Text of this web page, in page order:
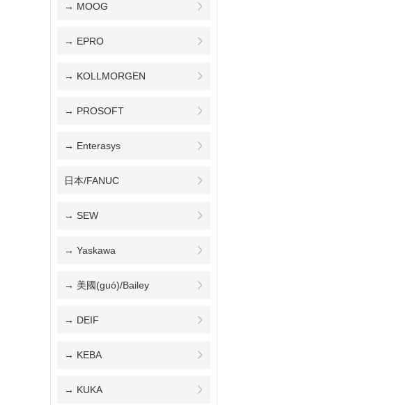
→ MOOG
→ EPRO
→ KOLLMORGEN
→ PROSOFT
→ Enterasys
日本/FANUC
→ SEW
→ Yaskawa
→ 美國(guó)/Bailey
→ DEIF
→ KEBA
→ KUKA